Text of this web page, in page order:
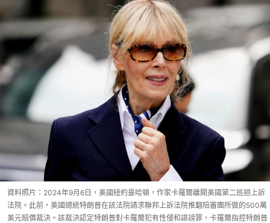
資料照片：2024年9月6日，美國紐約曼哈頓，作家卡羅爾離開美國第二巡迴上訴
法院。此前，美國總統特朗普在該法院請求聯邦上訴法院推翻陪審團所做的500萬
美元賠償裁決。該裁決認定特朗普對卡羅爾犯有性侵和誹謗罪，卡羅爾指控特朗普